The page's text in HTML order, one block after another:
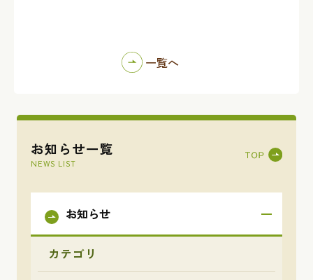
お知らせ一覧
NEWS LIST
お知らせ
カテゴリ
一覧へ